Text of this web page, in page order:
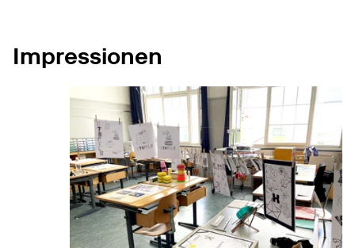
Impressionen